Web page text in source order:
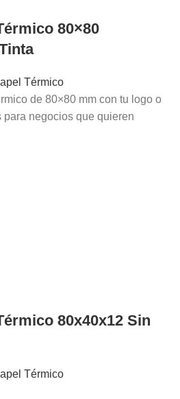
80×80
Térmico
de 80×80 mm con tu logo o
negocios que quieren
80x40x12 Sin
Térmico